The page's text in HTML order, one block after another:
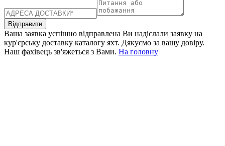
Відправити
Ваша заявка успішно відправлена Ви надіслали заявку на
кур'єрську доставку каталогу яхт. Дякуємо за вашу довіру.
Наш фахівець зв'яжеться з Вами. На головну